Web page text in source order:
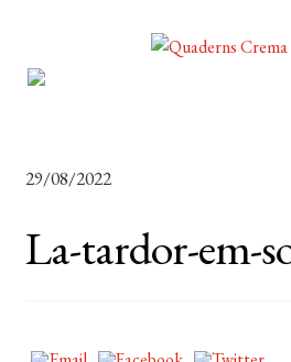
29/08/2022
La-tardor-em-